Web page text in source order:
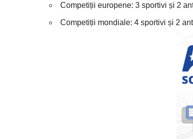
Competiții europene: 3 sportivi și 2
Competiții mondiale: 4 sportivi și 2